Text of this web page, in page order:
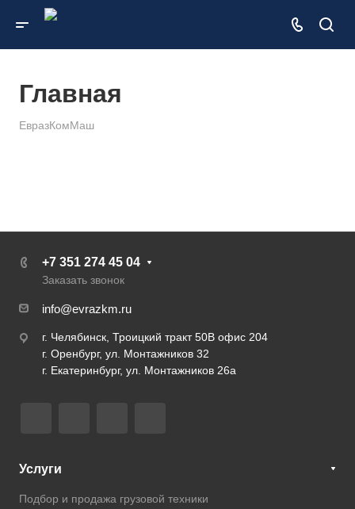
Главная
ЕвразКомМаш
+7 351 274 45 04
Заказать звонок
info@evrazkm.ru
г. Челябинск, Троицкий тракт 50В офис 204
г. Оренбург, ул. Монтажников 32
г. Екатеринбург, ул. Монтажников 26а
Услуги
Подбор и продажа грузовой техники